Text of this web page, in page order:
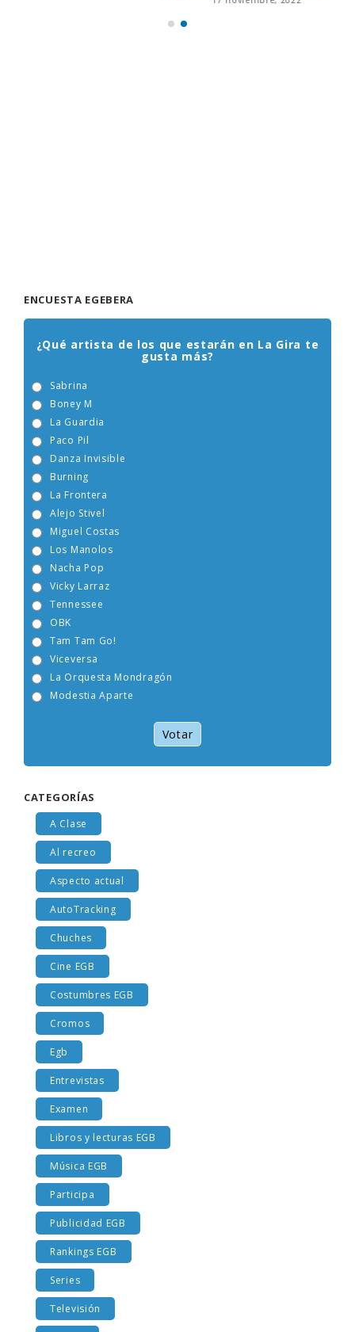
¿Qué artista de los que estarán en La Gira te
gusta más?
Boney M
Burning
Alejo Stivel
Miguel Costas
Nacha Pop
Vicky Larraz
La Orquesta Mondragón
Modestia Aparte
Votar
A Clase
Al recreo
Aspecto actual
AutoTracking
Chuches
Cine EGB
Costumbres EGB
Cromos
Egb
Entrevistas
Examen
Libros y lecturas EGB
Música EGB
Participa
Publicidad EGB
Rankings EGB
Series
Televisión